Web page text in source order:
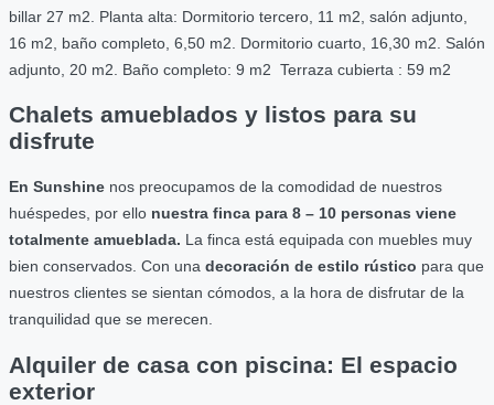
billar 27 m2. Planta alta: Dormitorio tercero, 11 m2, salón adjunto,
16 m2, baño completo, 6,50 m2. Dormitorio cuarto, 16,30 m2. Salón
adjunto, 20 m2. Baño completo: 9 m2 Terraza cubierta : 59 m2
Chalets amueblados y listos para su
disfrute
En Sunshine nos preocupamos de la comodidad de nuestros
huéspedes, por ello nuestra finca para 8 – 10 personas viene
totalmente amueblada. La finca está equipada con muebles muy
bien conservados. Con una decoración de estilo rústico para que
nuestros clientes se sientan cómodos, a la hora de disfrutar de la
tranquilidad que se merecen.
Alquiler de casa con piscina: El espacio
exterior